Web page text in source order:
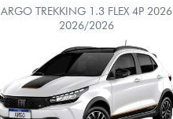
ARGO TREKKING 1.3 FLEX 4P 2026
2026/2026